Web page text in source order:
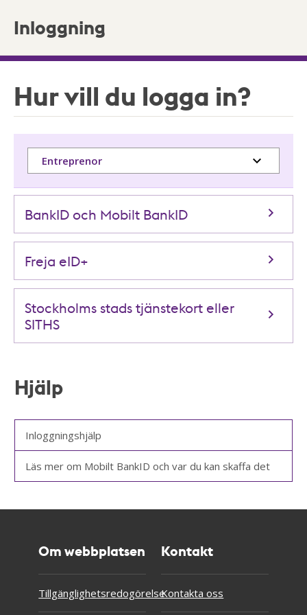
Inloggning
Hur vill du logga in?
Entreprenor
BankID och Mobilt BankID
Freja eID+
Stockholms stads tjänstekort eller
SITHS
Hjälp
Inloggningshjälp
Läs mer om Mobilt BankID och var du kan skaffa det
Om webbplatsen
Tillgänglighetsredogörelse
Kontakt
Kontakta oss